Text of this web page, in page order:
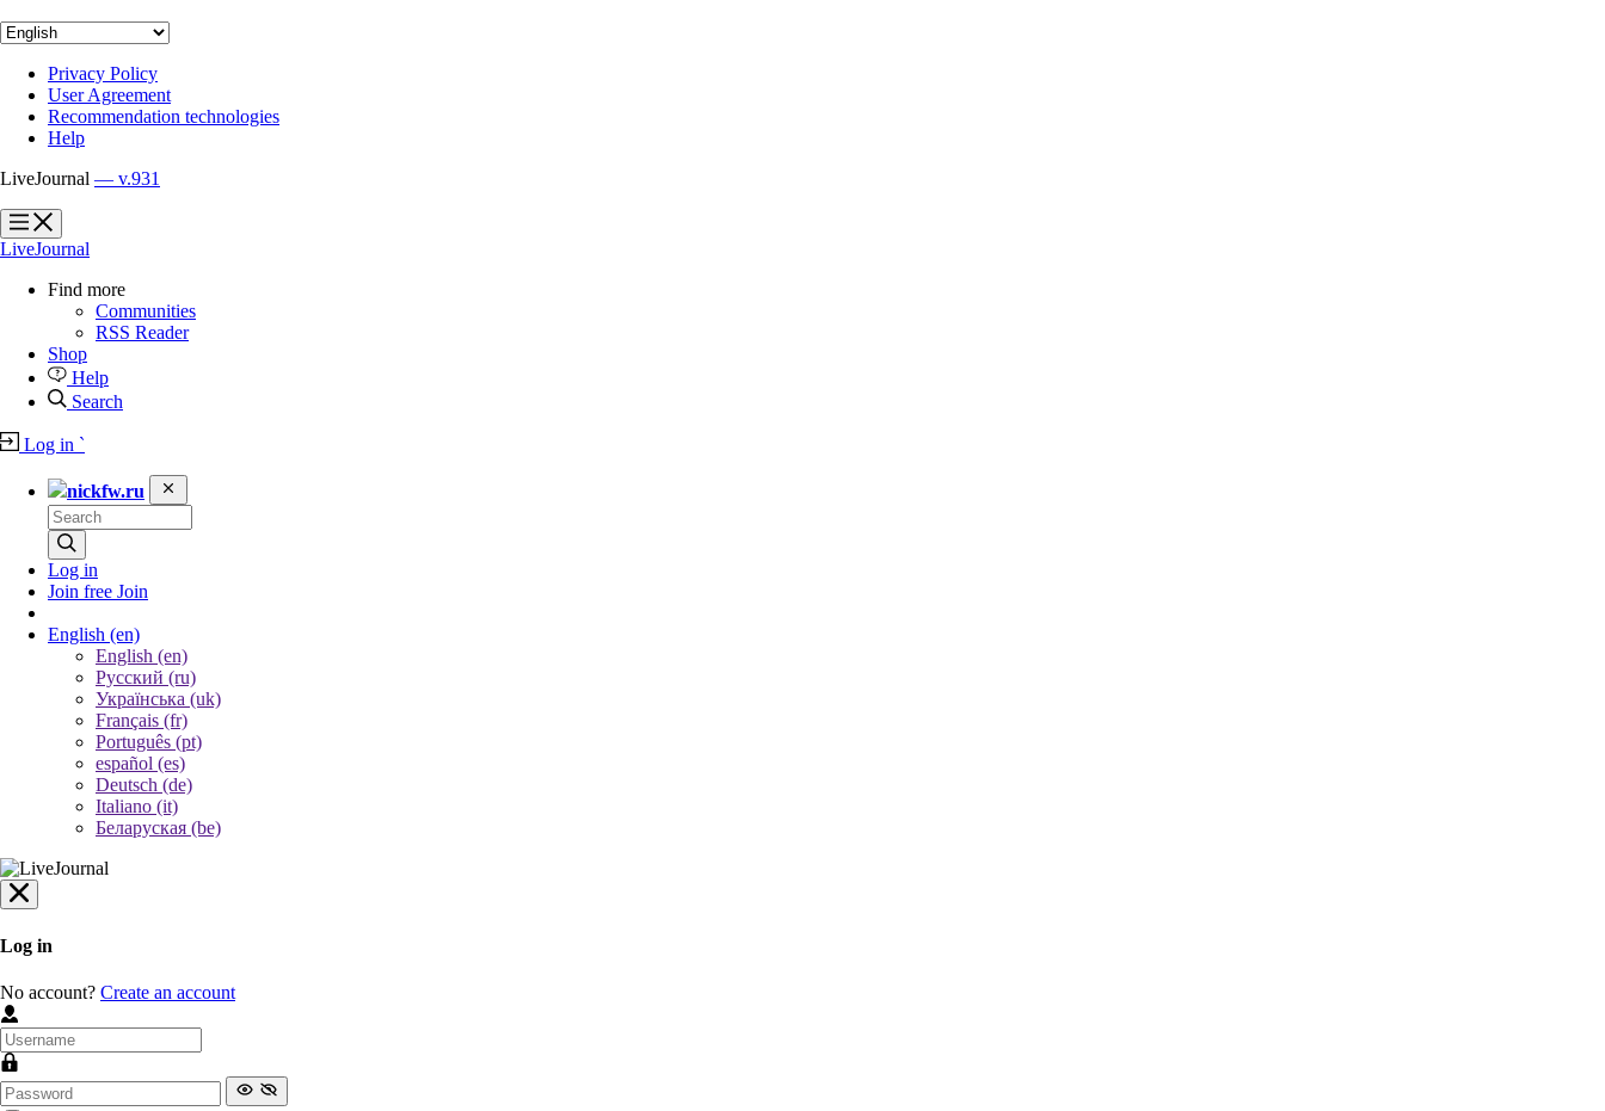
Privacy Policy
User Agreement
Recommendation technologies
Help
LiveJournal — v.931
?
?
LiveJournal
Find more
Communities
RSS Reader
Shop
Help
Search
Log in `
nickfw.ru
Log in
Join free Join
English (en)
English (en)
Русский (ru)
Українська (uk)
Français (fr)
Português (pt)
español (es)
Deutsch (de)
Italiano (it)
Беларуская (be)
Log in
No account? Create an account